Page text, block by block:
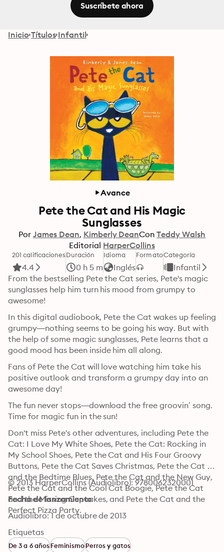
Suscríbete ahora
Inicio Títulos Infantil
Avance
Pete the Cat and His Magic
Sunglasses
Por James Dean Kimberly DeanCon Teddy Walsh
Editorial HarperCollins
201 calificaciones
4.4
Duración
0 h 5 m
Idioma
Inglés
FormatoCategoría
Infantil
From the bestselling Pete the Cat series, Pete's magic
sunglasses help him turn his mood from grumpy to
awesome!
In this digital audiobook, Pete the Cat wakes up feeling
grumpy—nothing seems to be going his way. But with
the help of some magic sunglasses, Pete learns that a
good mood has been inside him all along.
Fans of Pete the Cat will love watching him take his
positive outlook and transform a grumpy day into an
awesome day!
The fun never stops—download the free groovin’ song.
Time for magic fun in the sun!
Don't miss Pete's other adventures, including Pete the
Cat: I Love My White Shoes, Pete the Cat: Rocking in
My School Shoes, Pete the Cat and His Four Groovy
Buttons, Pete the Cat Saves Christmas, Pete the Cat
and the Bedtime Blues, Pete the Cat and the New Guy,
Pete the Cat and the Cool Cat Boogie, Pete the Cat
and the Missing Cupcakes, and Pete the Cat and the
Perfect Pizza Party.
© 2013 HarperCollins (Audiolibro): 9780062320001
Fecha de lanzamiento
Audiolibro: 1 de octubre de 2013
Etiquetas
De 3 a 6 añosFeminismoPerros y gatos